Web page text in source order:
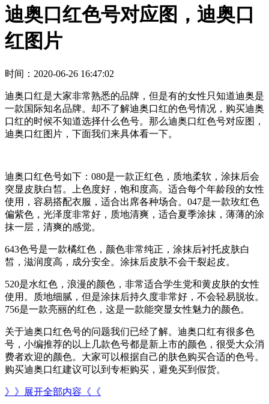
迪奥口红色号对应图，迪奥口
红图片
时间：2020-06-26 16:47:02
迪奥口红是大家非常熟悉的品牌，但是有的女性只知道迪奥是
一款国际知名品牌。却不了解迪奥口红的色号情况，购买迪奥
口红的时候不知道选择什么色号。那么迪奥口红色号对应图，
迪奥口红图片，下面我们来具体看一下。
迪奥口红色号如下：080是一款正红色，质地柔软，涂抹后会
突显皮肤白皙。上色度好，饱和度高。适合每个年龄段的女性
使用，容易搭配衣服，适合出席各种场合。047是一款玫红色
偏紫色，光泽度非常好，质地清爽，适合夏季涂抹，薄薄的涂
抹一层，清爽的感觉。
643色号是一款橘红色，颜色非常纯正，涂抹后衬托皮肤白
皙，滋润度高，成分安全。涂抹后皮肤不会干裂起皮。
520是水红色，浪漫的颜色，非常适合学生党和黄皮肤的女性
使用。质地细腻，但是涂抹后持久度非常好，不会轻易脱妆。
756是一款亮丽的红色，这是一款能突显女性魅力的颜色。
关于迪奥口红色号的问题我们已经了解。迪奥口红有很多色
号，小编推荐的以上几款色号都是新上市的颜色，很受大众消
费者欢迎的颜色。大家可以根据自己的肤色购买合适的色号。
购买迪奥口红建议可以到专柜购买，避免买到假货。
》》展开全部内容《《